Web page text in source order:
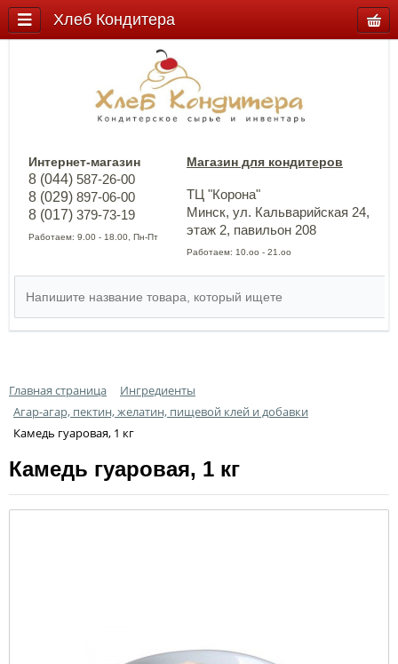
Интернет-магазин
8 (044) 587-26-00
8 (029) 897-06-00
8 (017) 379-73-19
Работаем: 9.00 - 18.00, Пн-Пт
Магазин для кондитеров
ТЦ "Корона"
Минск, ул. Кальварийская 24,
этаж 2, павильон 208
Работаем: 10.оо - 21.оо
Главная страница
Ингредиенты
Агар-агар, пектин, желатин, пищевой клей и добавки
Камедь гуаровая, 1 кг
Камедь гуаровая, 1 кг
Хлеб Кондитера